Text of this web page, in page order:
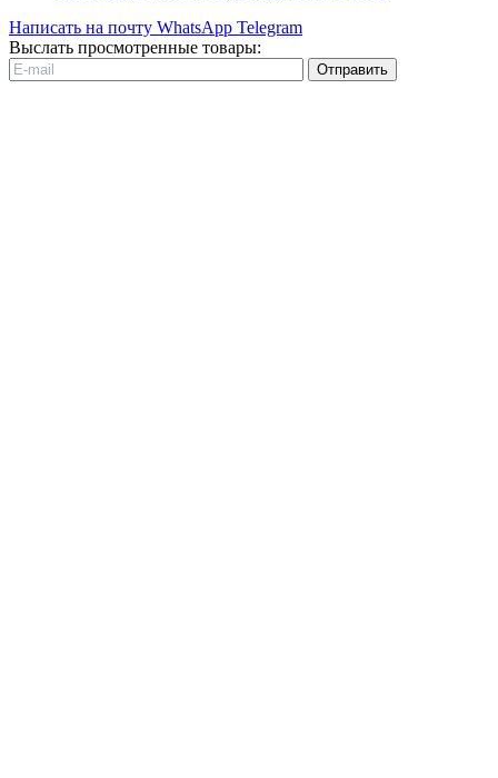
Написать на почту WhatsApp Telegram
Выслать просмотренные товары:
Отправить